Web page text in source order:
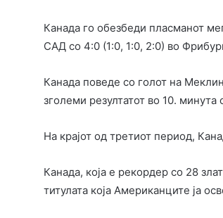
Канада го обезбеди пласманот
САД со 4:0 (1:0, 1:0, 2:0) во
Канада поведе со голот на
зголеми резултатот во 10.
На крајот од третиот период,
Канада, која е рекордер со 28
титулата која Американците ја